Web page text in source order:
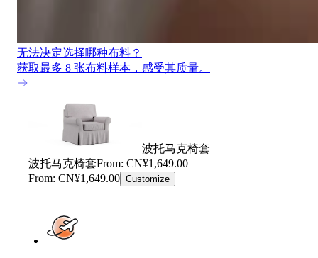
无法决定选择哪种布料？
获取最多 8 张布料样本，感受其质量。
波托马克椅套
波托马克椅套From: CN¥1,649.00
From: CN¥1,649.00 Customize